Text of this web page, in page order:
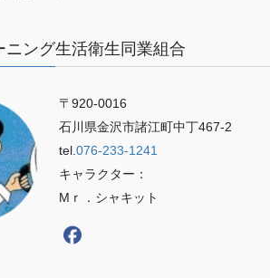
ニング生活衛生同業組合
〒920-0016
石川県金沢市諸江町中丁467-2
tel. 076-233-1241
キャラクター：
Mｒ．シャキット